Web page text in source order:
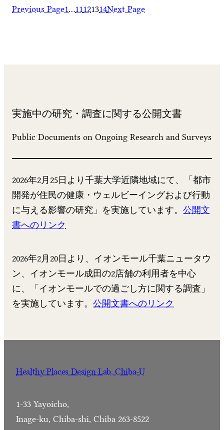
Previous Page1…11121314Next Page
実施中の研究・調査に関する公開文書
Public Documents on Ongoing Research and Surveys
2026年2月25日より千葉大学近隣地域にて、「都市
開発が住民の健康・ウェルビーイングおよび行動
に与える影響の研究」を実施しています。公開文
書へのリンク
2026年2月20日より、イオンモール千葉ニュータウ
ン、イオンモール成田の2店舗の利用者を中心
に、「イオンモールでの過ごし方に関する調査」
を実施しています。公開文書へのリンク
Healthy Places Design Lab. Chiba-U
1-33 Yayoicho,
Inage-ku, Chiba-shi, Chiba 263-8522